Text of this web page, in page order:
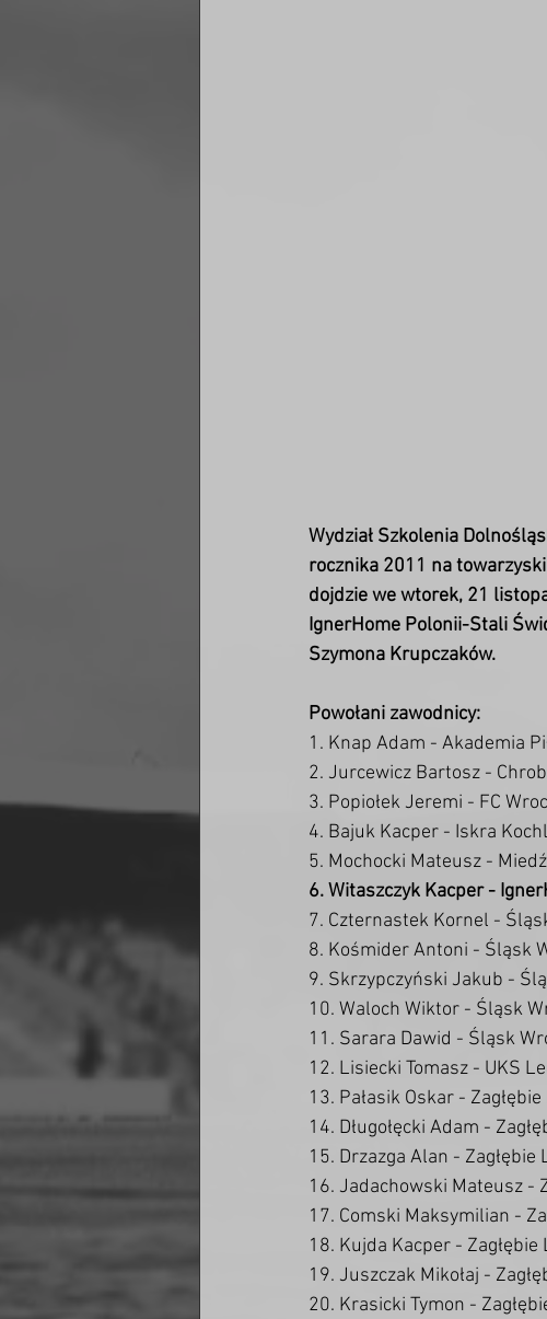
Wydział Szkolenia
rocznika 2011 na
dojdzie we wtorek, 21
IgnerHome Polonii-Stali
Szymona Krupczaków.
Powołani zawodnicy:
1. Knap Adam - Akademia
2. Jurcewicz Bartosz -
3. Popiołek Jeremi - FC
4. Bajuk Kacper - Iskra
5. Mochocki Mateusz -
6. Witaszczyk Kacper -
7. Czternastek Kornel -
8. Kośmider Antoni - Śląsk
9. Skrzypczyński Jakub -
10. Waloch Wiktor - Śląsk
11. Sarara Dawid - Śląsk
12. Lisiecki Tomasz - UKS
13. Pałasik Oskar -
14. Długołęcki Adam -
15. Drzazga Alan - Zagłębie
16. Jadachowski Mateusz -
17. Comski Maksymilian -
18. Kujda Kacper - Zagłębie
19. Juszczak Mikołaj -
20. Krasicki Tymon -